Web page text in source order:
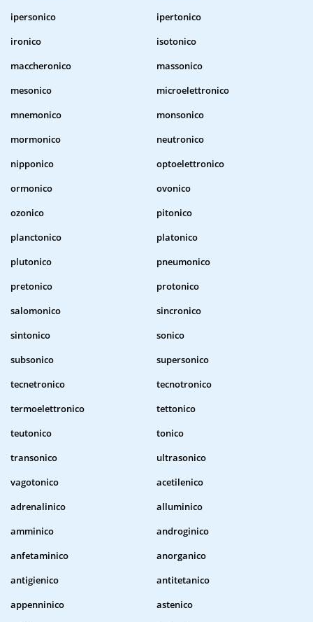
ipersonico
ipertonico
ironico
isotonico
maccheronico
massonico
mesonico
microelettronico
mnemonico
monsonico
mormonico
neutronico
nipponico
optoelettronico
ormonico
ovonico
ozonico
pitonico
planctonico
platonico
plutonico
pneumonico
pretonico
protonico
salomonico
sincronico
sintonico
sonico
subsonico
supersonico
tecnetronico
tecnotronico
termoelettronico
tettonico
teutonico
tonico
transonico
ultrasonico
vagotonico
acetilenico
adrenalinico
alluminico
amminico
androginico
anfetaminico
anorganico
antigienico
antitetanico
appenninico
astenico